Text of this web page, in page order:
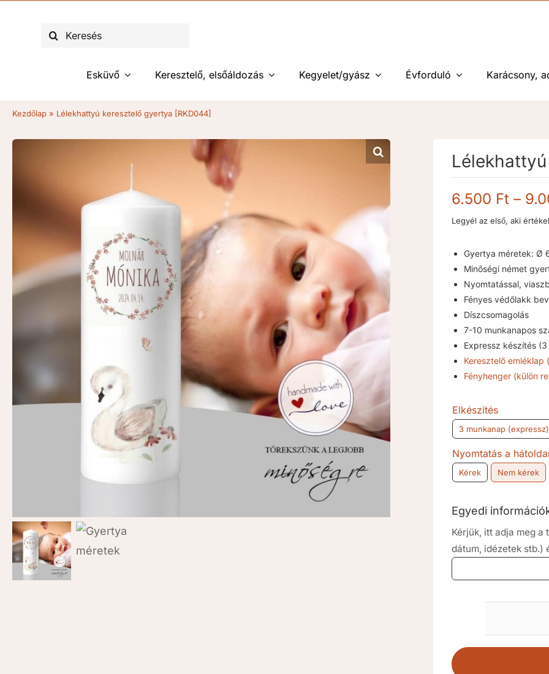
Keresés...
Esküvő Keresztelő, elsőáldozás Kegyelet/gyász Évforduló Karácsony,
Kezdőlap » Lélekhattyú keresztelő gyertya [RKD044]
6.500 Ft –
Legyél az első, aki
Gyertya méretek: Ø
Minőségi német
Nyomtatással,
Fényes védőlakk
Díszcsomagolás
7-10 munkanapos
Expressz készítés
Keresztelő emléklap
Fényhenger (külön
Elkészítés
3 munkanap (expressz)
Nyomtatás a
Kérek Nem kérek
Egyedi
Kérjük, itt adja meg
dátum, idézetek stb.)